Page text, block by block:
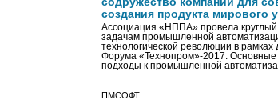
создания продукта мирового
Ассоциация «НППА» провела
задачам промышленной
технологической революции в
Форума «Технопром»-2017. Основные
подходы к промышленной
ПМСОФТ